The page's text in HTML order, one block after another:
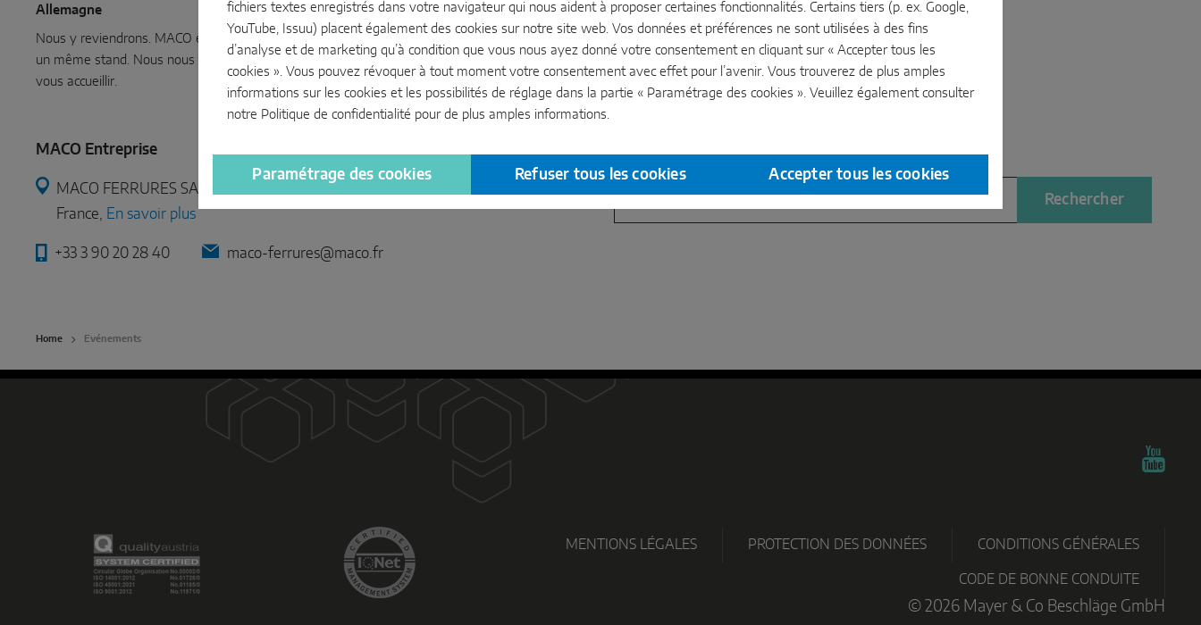
Allemagne
Nous y reviendrons. MACO et HAUTAU sur
un même stand. Nous nous réjouissons de
vous accueillir.
Nous nous réjouissons de votre visite en
MACO Entreprise
MACO FERRURES SARL, Bâtiment Le Millenium, 9, Rue Icare, 67960 Entzheim,
France,
En savoir plus
+33 3 90 20 28 40 maco-ferrures@maco.fr
Rechercher
Home Evénements
MENTIONS LÉGALES PROTECTION DES DONNÉES CONDITIONS GÉNÉRALES
CODE DE BONNE CONDUITE
© 2026 Mayer & Co Beschläge GmbH
fichiers textes enregistrés dans votre navigateur qui nous aident à proposer certaines fonctionnalités. Certains tiers (p. ex. Google,
YouTube, Issuu) placent également des cookies sur notre site web. Vos données et préférences ne sont utilisées à des fins
d’analyse et de marketing qu’à condition que vous nous ayez donné votre consentement en cliquant sur « Accepter tous les
cookies ». Vous pouvez révoquer à tout moment votre consentement avec effet pour l’avenir. Vous trouverez de plus amples
informations sur les cookies et les possibilités de réglage dans la partie « Paramétrage des cookies ». Veuillez également consulter
notre Politique de confidentialité pour de plus amples informations.
Paramétrage des cookies Refuser tous les cookies Accepter tous les cookies